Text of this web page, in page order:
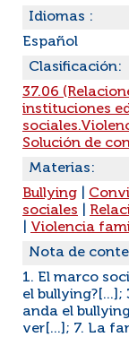
Idiomas :
Español
Clasificación:
37.06
instituciones
Solución de
Materias:
Bullying
sociales
Violencia
Nota de
1. El marco
el bullying?[...];
anda el
ver[...]; 7. La